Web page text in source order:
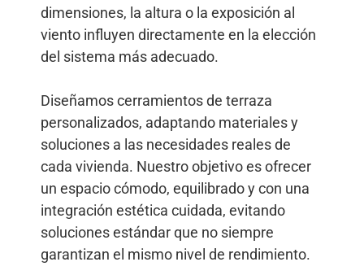
dimensiones, la altura o la exposición al
viento influyen directamente en la elección
del sistema más adecuado.
Diseñamos cerramientos de terraza
personalizados, adaptando materiales y
soluciones a las necesidades reales de
cada vivienda. Nuestro objetivo es ofrecer
un espacio cómodo, equilibrado y con una
integración estética cuidada, evitando
soluciones estándar que no siempre
garantizan el mismo nivel de rendimiento.